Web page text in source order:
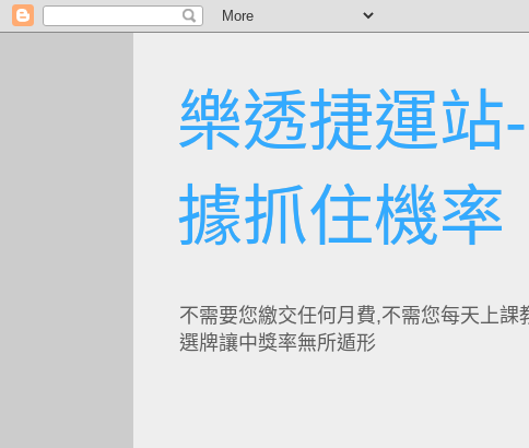
樂透捷運站
據抓住機率
不需要您繳交任何月費,不需您每天上
選牌讓中獎率無所遁形